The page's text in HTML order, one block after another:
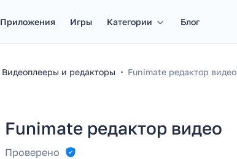
Приложения Игры Категории Блог
Видеоплееры и редакторы Funimate редактор видео
Funimate редактор видео
Проверено